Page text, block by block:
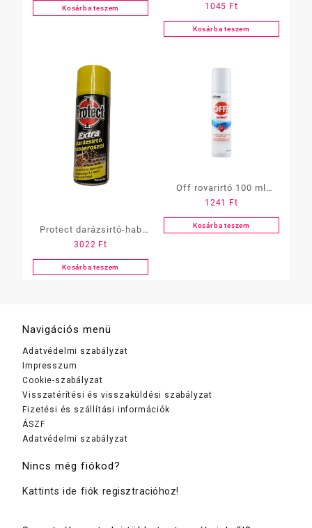
Kosárba teszem
ml repülő és mászó
rovarokra
1045 Ft
Kosárba teszem
Protect darázsirtó-hab
Extra 500 ml
3022 Ft
Kosárba teszem
Off rovarirtó 100 ml
aeros.
1241 Ft
Kosárba teszem
Navigációs menü
Adatvédelmi szabályzat
Impresszum
Cookie-szabályzat
Visszatérítési és visszaküldési szabályzat
Fizetési és szállítási információk
ÁSZF
Adatvédelmi szabályzat
Nincs még fiókod?
Kattints ide fiók regisztracióhoz!